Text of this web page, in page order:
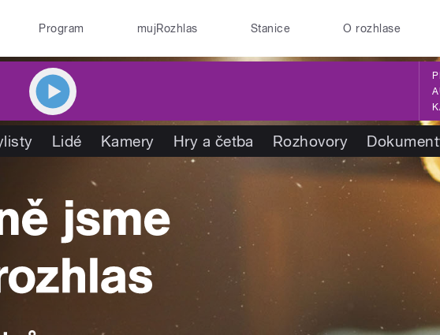
Program mujRozhlas Stanice O rozhlase
Lidé Kamery Hry a četba Rozhovory